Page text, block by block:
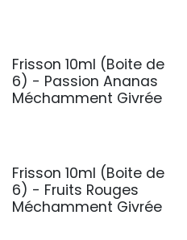
Frisson 10ml (Boite de
6) - Passion Ananas
Méchamment Givrée
Frisson 10ml (Boite de
6) - Fruits Rouges
Méchamment Givrée